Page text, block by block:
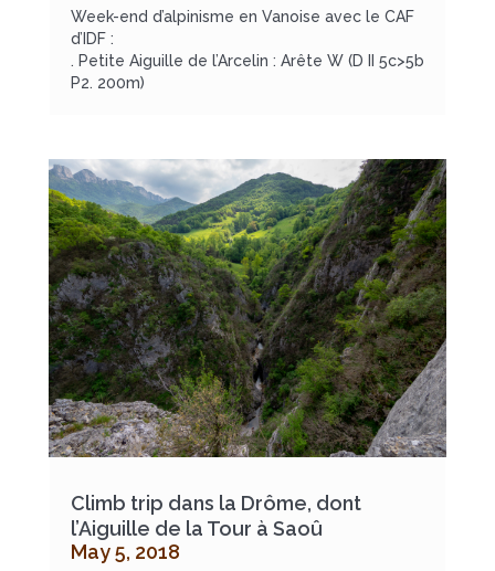
Week-end d’alpinisme en Vanoise avec le CAF
d’IDF :
. Petite Aiguille de l’Arcelin : Arête W (D II 5c>5b
P2. 200m)
Climb trip dans la Drôme, dont
l’Aiguille de la Tour à Saoû
May 5, 2018